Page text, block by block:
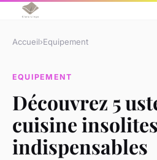
Accueil›Equipement
EQUIPEMENT
Découvrez 5
cuisine
indispensables